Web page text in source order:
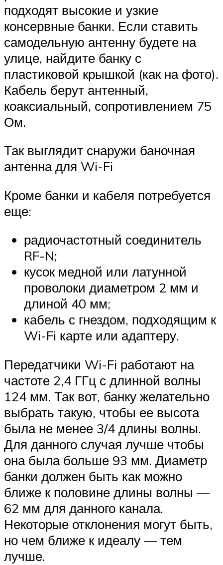
подходят высокие и узкие
консервные банки. Если ставить
самодельную антенну будете на
улице, найдите банку с
пластиковой крышкой (как на фото).
Кабель берут антенный,
коаксиальный, сопротивлением 75
Ом.
Так выглядит снаружи баночная
антенна для Wi-Fi
Кроме банки и кабеля потребуется
еще:
радиочастотный соединитель
RF-N;
кусок медной или латунной
проволоки диаметром 2 мм и
длиной 40 мм;
кабель с гнездом, подходящим к
Wi-Fi карте или адаптеру.
Передатчики Wi-Fi работают на
частоте 2,4 ГГц с длинной волны
124 мм. Так вот, банку желательно
выбрать такую, чтобы ее высота
была не менее 3/4 длины волны.
Для данного случая лучше чтобы
она была больше 93 мм. Диаметр
банки должен быть как можно
ближе к половине длины волны —
62 мм для данного канала.
Некоторые отклонения могут быть,
но чем ближе к идеалу — тем
лучше.